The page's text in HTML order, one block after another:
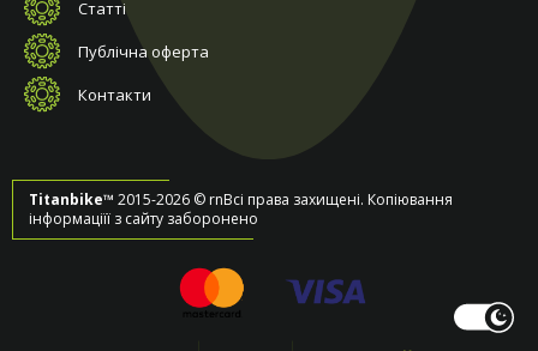
Статті
Публічна оферта
Контакти
Titanbike™ 2015-2026 © rnВсі права захищені. Копіювання
інформаціїї з сайту заборонено